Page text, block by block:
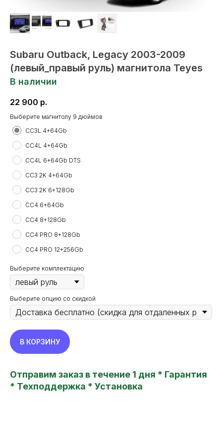
Subaru Outback, Legacy 2003-2009
(левый_правый руль) магнитола Teyes
В наличии
22 900 р.
Выберите магнитолу 9 дюймов
СС3L 4+64Gb
CC4L 4+64Gb
CC4L 6+64Gb DTS
CC3 2K 4+64Gb
CC3 2K 6+128Gb
CC4 6+64Gb
CC4 8+128Gb
CC4 PRO 8+128Gb
CC4 PRO 12+256Gb
Выберите комплектацию
Выберите опцию со скидкой
В КОРЗИНУ
Отправим заказ в течение 1 дня * Гарантия
* Техподдержка * Установка
new features in your car
TEYES24